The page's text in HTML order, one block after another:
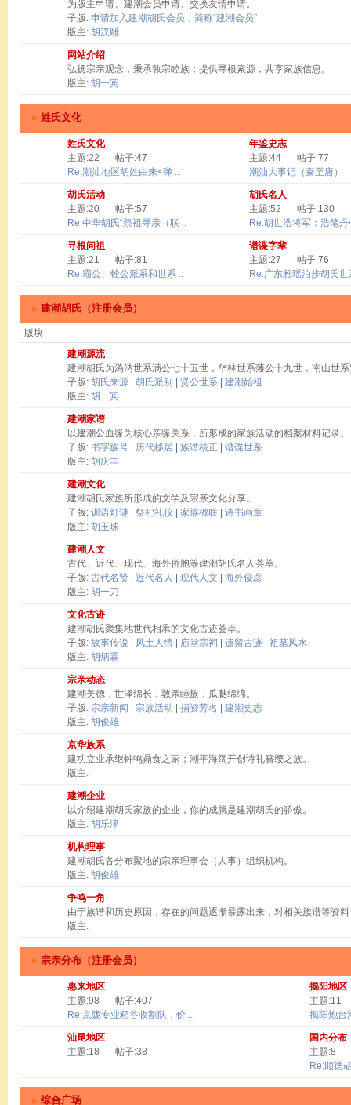
为版主申请、建潮会员申请、交换友情申请。
子版: 申请加入建潮胡氏会员，简称“建潮会员”
版主: 胡汉雕
网站介绍
弘扬宗亲观念，秉承敦宗睦族；提供寻根索源，共享家族信息。
版主: 胡一宾
» 姓氏文化
姓氏文化
主题:22
帖子:47
Re:潮汕地区胡姓由来<弹 ..
年鉴史志
主题:44
帖子:77
潮汕大事记（秦至唐）
胡氏活动
主题:20
帖子:57
Re:中华胡氏“祭祖寻亲（联 ..
胡氏名人
主题:52
帖子:130
Re:胡世浩将军：浩笔丹
寻根问祖
主题:21
帖子:81
Re:霸公、铨公派系和世系 ..
谱谍字辈
主题:27
帖子:76
Re:广东雅瑶泊步胡氏世
» 建潮胡氏（注册会员）
版块
建潮源流
建潮胡氏为溈汭世系满公七十五世，华林世系藩公十九世，南山世
子版: 胡氏来源 胡氏派别 贤公世系
建潮始祖
版主: 胡一宾
建潮家谱
以建潮公血缘为核心亲缘关系，所形成的家族活动的档案材料记录。
子版: 书字族号 历代移居 族谱核正
谱谍世系
版主: 胡庆丰
建潮文化
建潮胡氏家族所形成的文学及宗亲文化分享。
子版: 训语灯谜 祭祀礼仪 家族楹联
诗书画章
版主: 胡玉珠
建潮人文
古代、近代、现代、海外侨胞等建潮胡氏名人荟萃。
子版: 古代名贤 近代名人 现代人文
海外俊彦
版主: 胡一刀
文化古迹
建潮胡氏聚集地世代相承的文化古迹荟萃。
子版: 故事传说 风土人情 庙堂宗祠 遗留古迹
祖墓风水
版主: 胡炳霖
宗亲动态
建潮美德，世泽绵长，敦亲睦族，瓜瓞绵绵。
子版: 宗亲新闻 宗族活动 捐资芳名
建潮史志
版主: 胡俊雄
京华族系
建功立业承继钟鸣鼎食之家；潮平海阔开创诗礼簪缨之族。
版主:
建潮企业
以介绍建潮胡氏家族的企业，你的成就是建潮胡氏的骄傲。
版主: 胡乐津
机构理事
建潮胡氏各分布聚地的宗亲理事会（人事）组织机构。
版主: 胡俊雄
争鸣一角
由于族谱和历史原因，存在的问题逐渐暴露出来，对相关族谱等资
版主:
» 宗亲分布（注册会员）
惠来地区
主题:98
帖子:407
Re:京陇专业稻谷收割队，价 ..
揭阳地区
主题:11
揭阳炮台
汕尾地区
主题:18
帖子:38
国内分布
主题:8
Re:顺德
» 综合广场